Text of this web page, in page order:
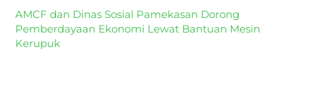
AMCF dan Dinas Sosial Pamekasan Dorong
Pemberdayaan Ekonomi Lewat Bantuan Mesin
Kerupuk